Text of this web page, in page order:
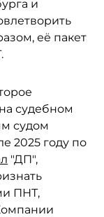
и
её пакет
судебном
судом
2025 году по
"ДП",
ПНТ,